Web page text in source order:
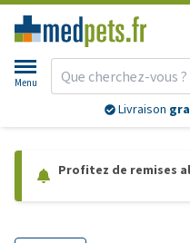
Menu
Livraison
Profitez de remises